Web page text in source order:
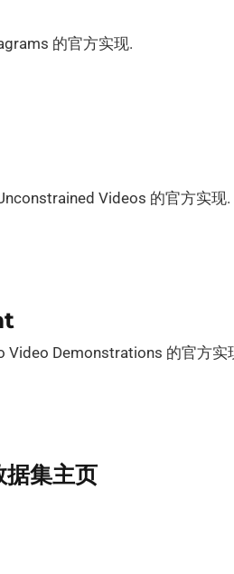
的官方实现.
Videos 的官方实现.
Video Demonstrations 的官方实
集主页